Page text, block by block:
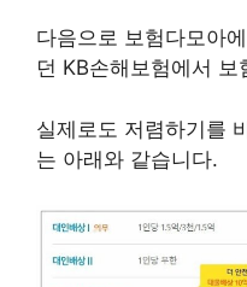
다음으로 보험다모아
던 KB손해보험에서
실제로도 저렴하기를
는 아래와 같습니다.